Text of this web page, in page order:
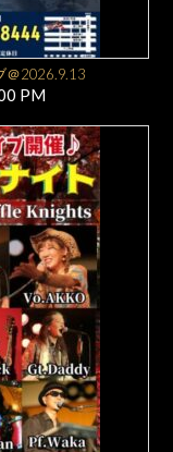
＠2026.9.13
PM